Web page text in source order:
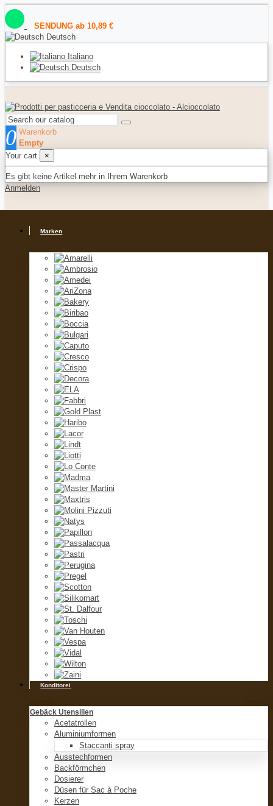
SENDUNG ab 10,89 €
Deutsch
Italiano
Deutsch
0 Warenkorb
Empty
Your cart
×
Es gibt keine Artikel mehr in Ihrem Warenkorb
Anmelden
Marken
Konditorei
Gebäck Utensilien
Acetatrollen
Aluminiumformen
Staccanti spray
Ausstechformen
Backförmchen
Dosierer
Düsen für Sac à Poche
Kerzen